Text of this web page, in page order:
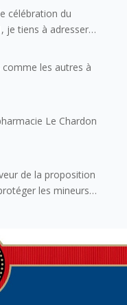
célébration du
je tiens à adresser
à nos voisins et
aux
et de l’arc
la Haute-Savoie
les autres à
Le Chardon
de la proposition
les mineurs
des réseaux